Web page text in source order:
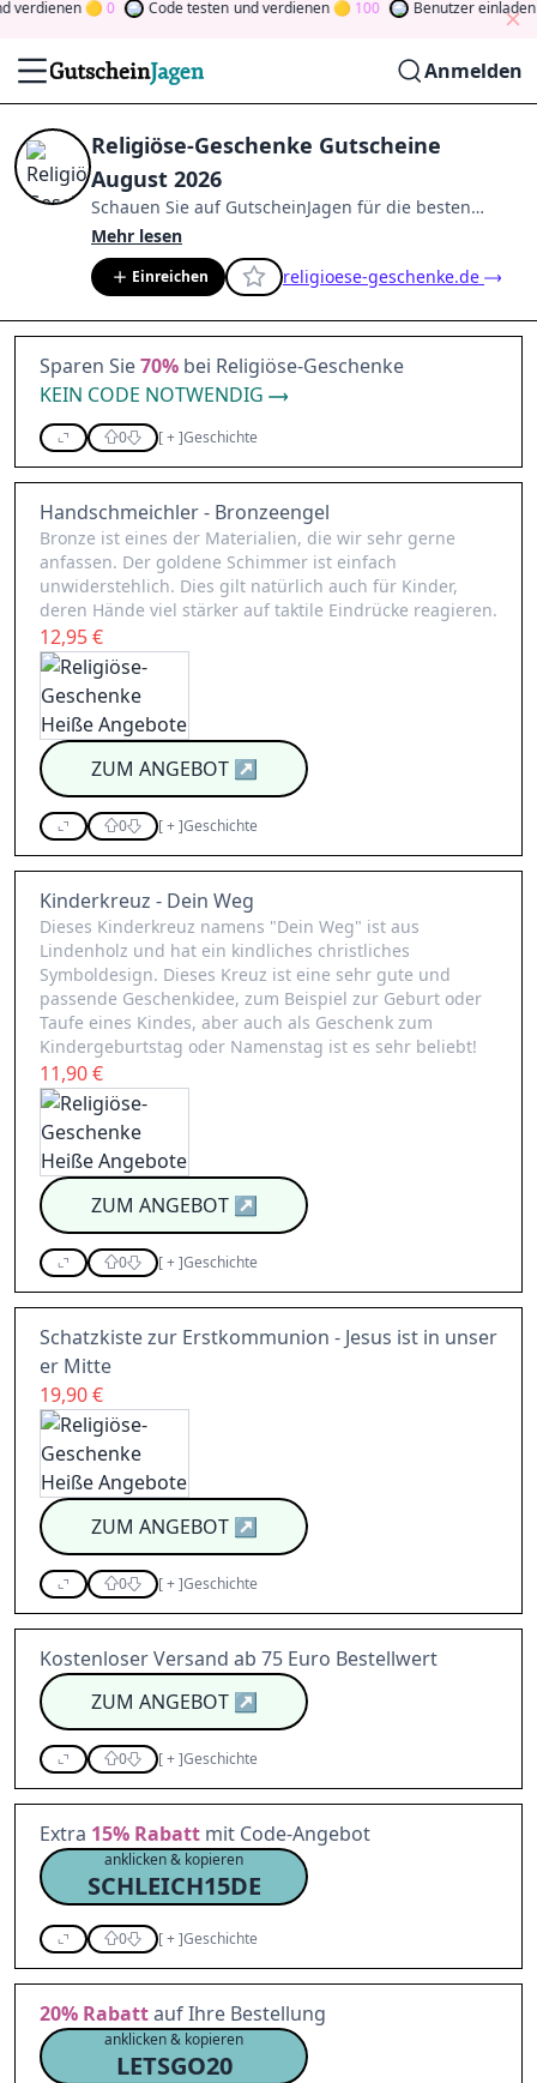
0 Code testen und verdienen 100 Benutzer einladen
Anmelden
Religiöse-Geschenke Gutscheine
August 2026
Schauen Sie auf GutscheinJagen für die besten
Religiöse-Geschenke
Sie Mitglied der Community
Tokens, indem Sie durch Abstimmen, Testen, Teilen
und mehr beitragen. Drehen Sie den Glücksklee
gewinnen Sie Geld
Mehr lesen
Einreichen religioese-geschenke.de
Sparen Sie70% bei Religiöse-Geschenke
KEIN CODE NOTWENDIG
0 [+]Geschichte
Handschmeichler - Bronzeengel
Bronze ist eines der Materialien, die wir sehr gerne
anfassen. Der goldene Schimmer ist einfach
unwiderstehlich. Dies gilt natürlich auch für Kinder,
deren Hände viel stärker auf taktile Eindrücke reagieren.
12,95 €
ZUM ANGEBOT↗
0 [+]Geschichte
Kinderkreuz - Dein Weg
Dieses Kinderkreuz namens "Dein Weg" ist aus
Lindenholz und hat ein kindliches christliches
Symboldesign. Dieses Kreuz ist eine sehr gute und
passende Geschenkidee, zum Beispiel zur Geburt oder
Taufe eines Kindes, aber auch als Geschenk zum
Kindergeburtstag oder Namenstag ist es sehr beliebt!
11,90 €
ZUM ANGEBOT↗
0 [+]Geschichte
Schatzkiste zur Erstkommunion - Jesus ist in unser
er Mitte
19,90 €
ZUM ANGEBOT↗
0 [+]Geschichte
Kostenloser Versand ab 75 Euro Bestellwert
ZUM ANGEBOT↗
0 [+]Geschichte
Extra 15% Rabatt mit Code-Angebot
anklicken & kopieren
SCHLEICH15DE
0 [+]Geschichte
20% Rabattauf Ihre Bestellung
anklicken & kopieren
LETSGO20